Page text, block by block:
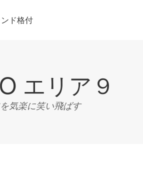
ド格付
エリア９
気楽に笑い飛ばす